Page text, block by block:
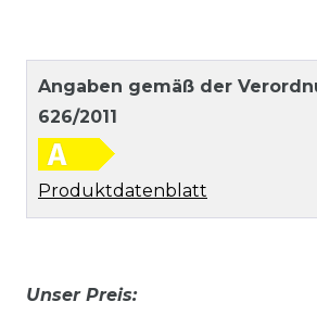
Angaben gemäß der
626/2011
Produktdatenblatt
Unser Preis: